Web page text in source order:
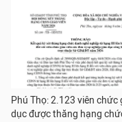
Phú Thọ: 2.123 viên chức
dục được thăng hạng